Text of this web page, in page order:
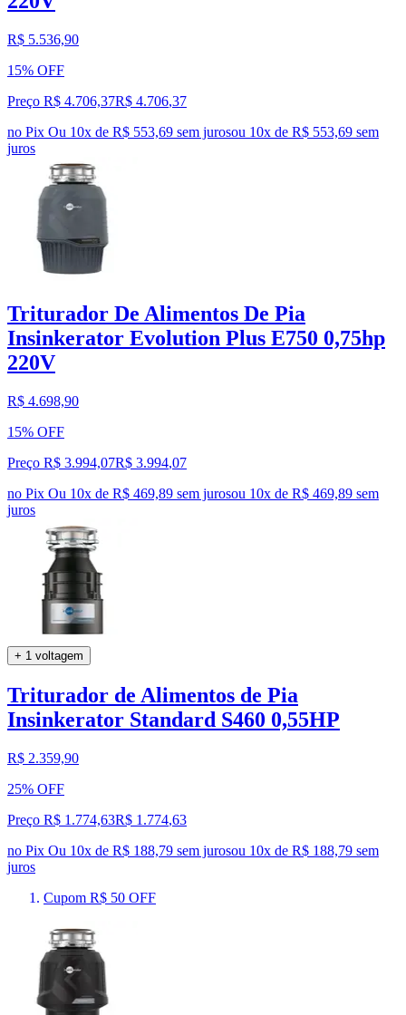
R$ 5.536,90
15% OFF
Preço R$ 4.706,37R$ 4.706,37
no Pix Ou 10x de R$ 553,69 sem jurosou 10x de R$ 553,69 sem
juros
Triturador De Alimentos De Pia
Insinkerator Evolution Plus E750 0,75hp
220V
R$ 4.698,90
15% OFF
Preço R$ 3.994,07R$ 3.994,07
no Pix Ou 10x de R$ 469,89 sem jurosou 10x de R$ 469,89 sem
juros
+ 1 voltagem
Triturador de Alimentos de Pia
Insinkerator Standard S460 0,55HP
R$ 2.359,90
25% OFF
Preço R$ 1.774,63R$ 1.774,63
no Pix Ou 10x de R$ 188,79 sem jurosou 10x de R$ 188,79 sem
juros
Cupom R$ 50 OFF